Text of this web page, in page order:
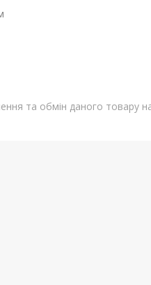
та обмін даного товару